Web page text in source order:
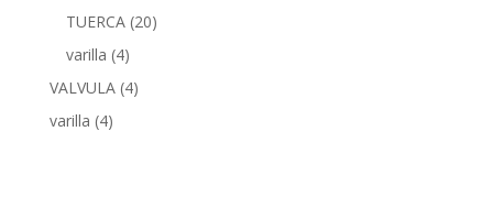
TUERCA (20)
varilla (4)
VALVULA (4)
varilla (4)